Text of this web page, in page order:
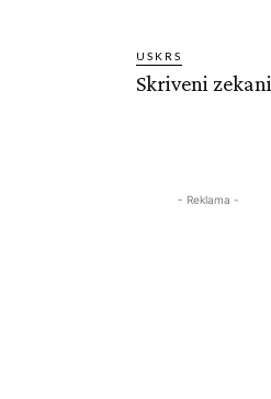
USKRS
Skriveni zekani
- Reklama -